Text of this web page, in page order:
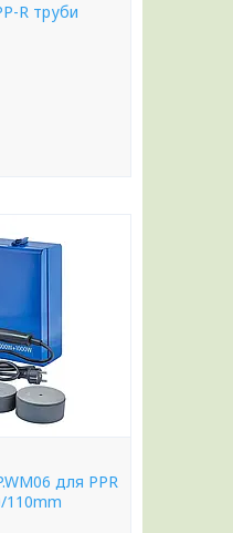
R труби
для PPR
110mm